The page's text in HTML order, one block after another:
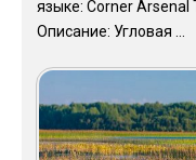
языке: Corner
Описание: Угловая ...